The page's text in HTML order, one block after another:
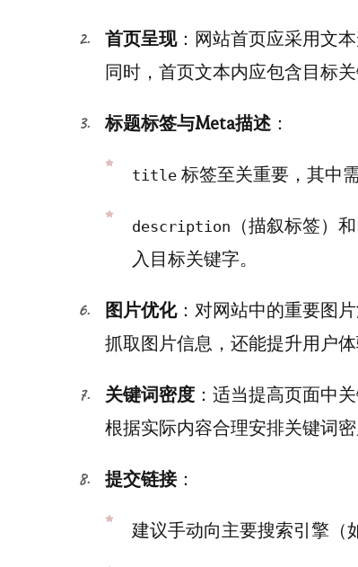
首页呈现：网站首页应采用文
同时，首页文本内应包含目标关
标题标签与Meta描述 ：
title 标签至关重要，其中
description （描叙标签）和
入目标关键字。
图片优化：对网站中的重要图
抓取图片信息，还能提升用户体
关键词密度 ：适当提高页面中
根据实际内容合理安排关键词密
提交链接：
建议手动向主要搜索引擎（